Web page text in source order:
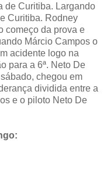
de Curitiba. Largando
Curitiba. Rodney
começo da prova e
Márcio Campos o
acidente logo na
para a 6ª. Neto De
chegou em
dividida entre a
e o piloto Neto De